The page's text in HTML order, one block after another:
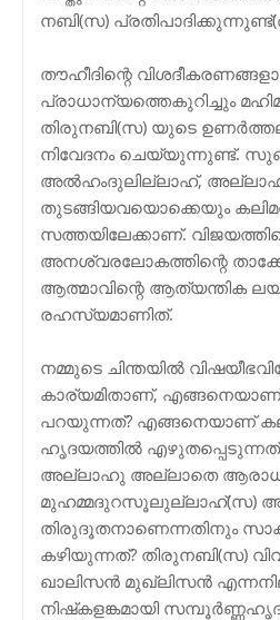
നബി(സ)
തൗഹീദിന്റെ
പ്രാധാന്യത്തെകുറിച്ചും
തിരുനബി(സ) യുടെ
നിവേദനം ചെയ്യുന്നുണ്ട്.
അല്‍ഹംദുലില്ലാഹ്,
തുടങ്ങിയവയൊക്കെയും
സത്തയിലേക്കാണ്.
അനശ്വരലോകത്തിന്റെ
ആത്മാവിന്റെ ആത്യന്തിക
രഹസ്യമാണിത്.
നമ്മുടെ ചിന്തയില്‍
കാര്യമിതാണ്,
പറയുന്നത്? എങ്ങനെയാണ്
ഹൃദയത്തില്‍
അല്ലാഹു അല്ലാതെ
മുഹമ്മദുറസൂലുല്ലാഹ്(സ)
തിരുദൂതനാണെന്നതിനും
കഴിയുന്നത്? തിരുനബി(സ)
ഖാലിസന്‍ മുഖ്‌ലിസൻ
നിഷ്‌കളങ്കമായി